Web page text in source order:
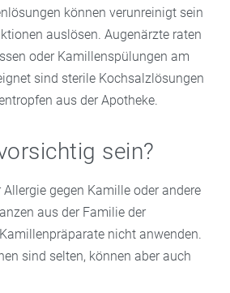
können verunreinigt sein
auslösen. Augenärzte raten
oder Kamillenspülungen am
sind sterile Kochsalzlösungen
aus der Apotheke.
sein?
gegen Kamille oder andere
aus der Familie der
nicht anwenden.
sind selten, können aber auch